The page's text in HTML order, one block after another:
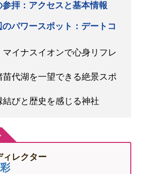
拝：アクセスと基本情報
パワースポット：デートコ
イナスイオンで心身リフレ
苗代湖を一望できる絶景スポ
びと歴史を感じる神社
ィレクター